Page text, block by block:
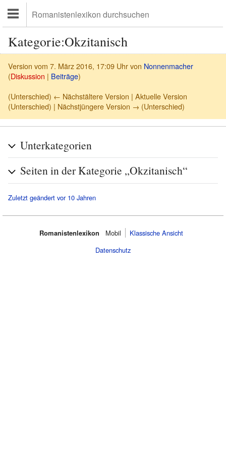
Kategorie:Okzitanisch
Version vom 7. März 2016, 17:09 Uhr von Nonnenmacher
(Diskussion | Beiträge)
(Unterschied) ← Nächstältere Version | Aktuelle Version
(Unterschied) | Nächstjüngere Version → (Unterschied)
Unterkategorien
Seiten in der Kategorie „Okzitanisch“
Zuletzt geändert vor 10 Jahren
Romanistenlexikon Mobil‌
Klassische Ansicht
Datenschutz